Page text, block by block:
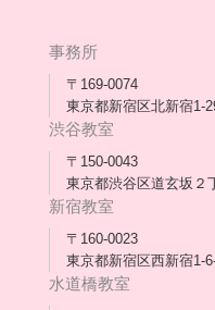
会長コラム一覧
メディア出演
スタッフ紹介
合格・進路実績
協力団体
事務所
〒169-0074
東京都新宿区北新宿1-
渋谷教室
〒150-0043
東京都渋谷区道玄坂２
新宿教室
〒160-0023
東京都新宿区西新宿1-
水道橋教室